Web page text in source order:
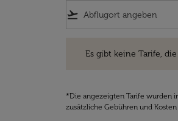
flight_takeoff
Es gibt keine Tarife,
*Die angezeigten Tarife wurden
zusätzliche Gebühren und